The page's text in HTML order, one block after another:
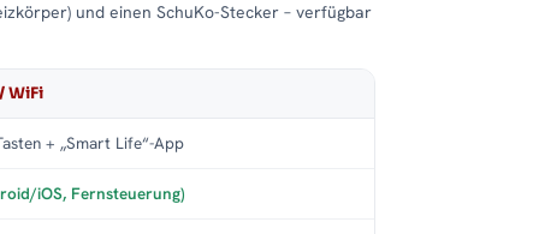
und einen SchuKo-Stecker – verfügbar
WiFi
+ „Smart Life“-App
iOS, Fernsteuerung)